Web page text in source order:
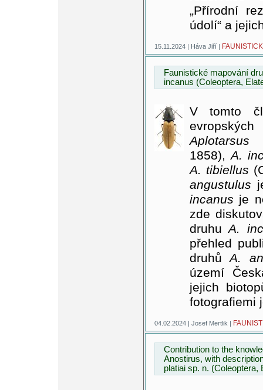
„Přírodní
údolí“ a
15.11.2024 | Háva Jiří |
Faunistické mapování
incanus (Coleoptera,
V tomto
1858),A.
A. tibiellus
angustulus
incanus je
zde
druhu A.
přehled
druhů A.
území
jejich
fotografiemi
04.02.2024 | Josef Mertlik |
Contribution to the
Anostirus, with
platiai sp. n. (Coleoptera,